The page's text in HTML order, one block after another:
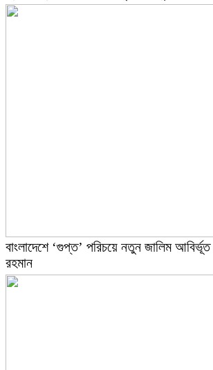
বাংলাদেশে ‘গুপ্ত’ পরিচয়ে নতুন জালিম
রহমান